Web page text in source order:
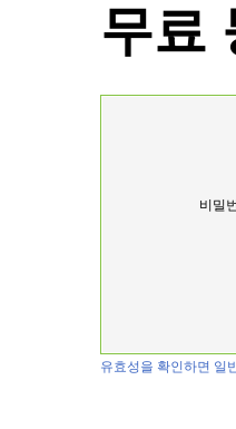
무료
비밀
유효성을 확인하면 일